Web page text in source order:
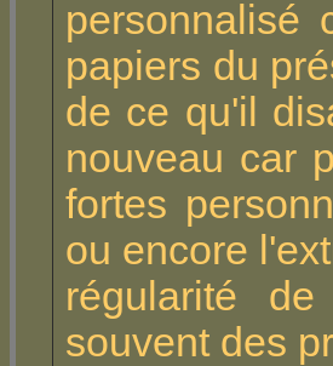
personnalisé
papiers du
de ce qu'il
nouveau car
fortes
ou encore
régularité
souvent des